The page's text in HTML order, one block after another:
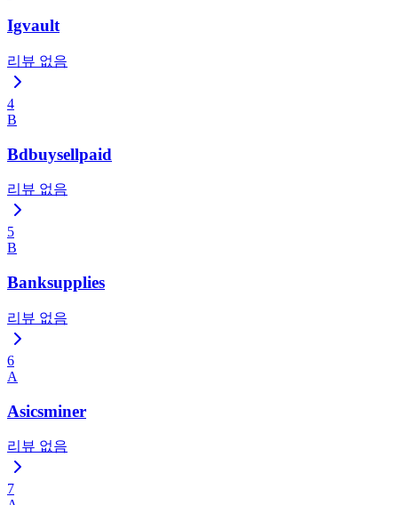
Igvault
리뷰 없음
4
B
Bdbuysellpaid
리뷰 없음
5
B
Banksupplies
리뷰 없음
6
A
Asicsminer
리뷰 없음
7